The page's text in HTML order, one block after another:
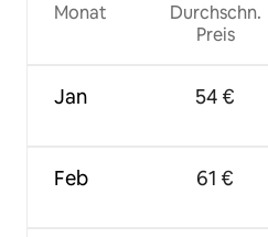
Monat
Jan
Feb
Durchschn.
Preis
54 €
61 €